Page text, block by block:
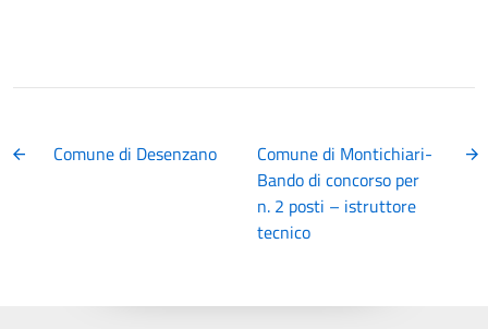
Comune di Desenzano
Comune di Montichiari-
Bando di concorso per
n. 2 posti – istruttore
tecnico